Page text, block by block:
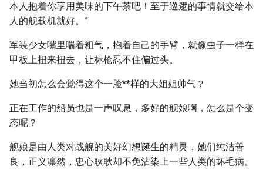
本人抱着你享用美味的下午茶吧！至于巡逻的事情就交给本
人的舰载机就好。”
军装少女嘴里喘着粗气，抱着自己的手臂，就像虫子一样在
甲板上扭来扭去，让标枪忍不住偏过头。
她当初怎么会觉得这个一脸**样的大姐姐帅气？
正在工作的船员也是一声叹息，多好的舰娘啊，怎么是个变
态呢？
舰娘是由人类对战舰的美好幻想诞生的精灵，她们纯洁善
良，正义凛然，忠心耿耿却不免沾染上一些人类的坏毛病。